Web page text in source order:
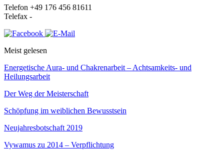
Telefon +49 176 456 81611
Telefax -
Meist gelesen
Energetische Aura- und Chakrenarbeit – Achtsamkeits- und
Heilungsarbeit
Der Weg der Meisterschaft
Schöpfung im weiblichen Bewusstsein
Neujahresbotschaft 2019
Vywamus zu 2014 – Verpflichtung